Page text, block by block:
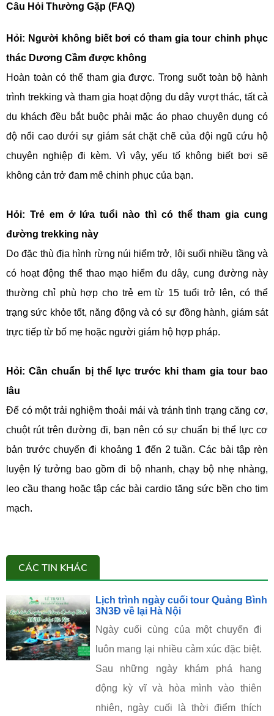
Câu Hỏi Thường Gặp (FAQ)
Hỏi: Người không biết bơi có tham gia tour chinh phục
thác Dương Cầm được không
Hoàn toàn có thể tham gia được. Trong suốt toàn bộ hành
trình trekking và tham gia hoạt động đu dây vượt thác, tất cả
du khách đều bắt buộc phải mặc áo phao chuyên dụng có
độ nổi cao dưới sự giám sát chặt chẽ của đội ngũ cứu hộ
chuyên nghiệp đi kèm. Vì vậy, yếu tố không biết bơi sẽ
không cản trở đam mê chinh phục của bạn.
Hỏi: Trẻ em ở lứa tuổi nào thì có thể tham gia cung
đường trekking này
Do đặc thù địa hình rừng núi hiểm trở, lội suối nhiều tầng và
có hoạt động thể thao mạo hiểm đu dây, cung đường này
thường chỉ phù hợp cho trẻ em từ 15 tuổi trở lên, có thể
trạng sức khỏe tốt, năng động và có sự đồng hành, giám sát
trực tiếp từ bố mẹ hoặc người giám hộ hợp pháp.
Hỏi: Cần chuẩn bị thể lực trước khi tham gia tour bao
lâu
Để có một trải nghiệm thoải mái và tránh tình trạng căng cơ,
chuột rút trên đường đi, bạn nên có sự chuẩn bị thể lực cơ
bản trước chuyến đi khoảng 1 đến 2 tuần. Các bài tập rèn
luyện lý tưởng bao gồm đi bộ nhanh, chạy bộ nhẹ nhàng,
leo cầu thang hoặc tập các bài cardio tăng sức bền cho tim
mạch.
CÁC TIN KHÁC
Lịch trình ngày cuối tour Quảng Bình
3N3Đ về lại Hà Nội
Ngày cuối cùng của một chuyến đi
luôn mang lại nhiều cảm xúc đặc biệt.
Sau những ngày khám phá hang
động kỳ vĩ và hòa mình vào thiên
nhiên, ngày cuối là thời điểm thích